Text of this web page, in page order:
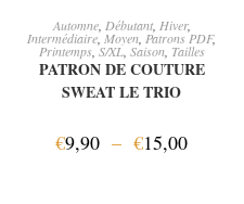
CHOIX DES OPTIONS
Automne, Débutant, Hiver,
Intermédiaire, Moyen, Patrons PDF,
Printemps,S/XL, Saison, Tailles
PATRON DE COUTURE
SWEAT LE TRIO
€9,90 – €15,00